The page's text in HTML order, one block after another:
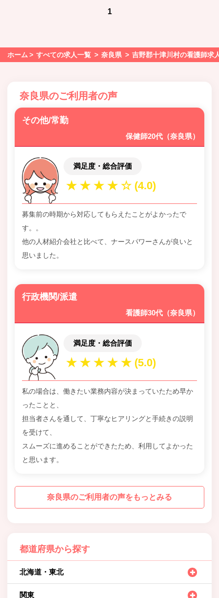
1
ホーム すべての求人一覧 奈良県 吉野郡十津川村の看護師求
奈良県のご利用者の声
その他/常勤
保健師20代（奈良県）
満足度・総合評価
募集前の時期から対応してもらえたことがよかったで
す。。
他の人材紹介会社と比べて、ナースパワーさんが良いと
思いました。
行政機関/派遣
看護師30代（奈良県）
満足度・総合評価
私の場合は、働きたい業務内容が決まっていたため早か
ったことと、
担当者さんを通して、丁寧なヒアリングと手続きの説明
を受けて、
スムーズに進めることができたため、利用してよかった
と思います。
奈良県のご利用者の声をもっとみる
都道府県から探す
北海道・東北
関東